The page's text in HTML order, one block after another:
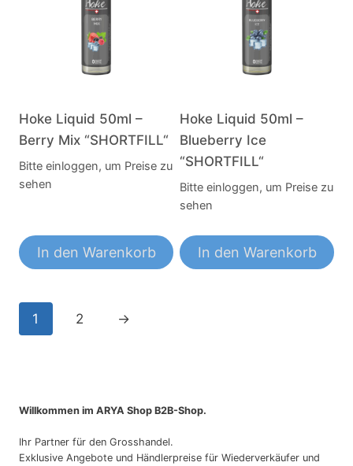
Hoke Liquid 50ml –
Berry Mix “SHORTFILL“
Bitte einloggen, um Preise zu
sehen
In den Warenkorb
Hoke Liquid 50ml –
Blueberry Ice
“SHORTFILL“
Bitte einloggen, um Preise zu
sehen
In den Warenkorb
1 2 →
Willkommen im ARYA Shop B2B-Shop.
Ihr Partner für den Grosshandel.
Exklusive Angebote und Händlerpreise für Wiederverkäufer und